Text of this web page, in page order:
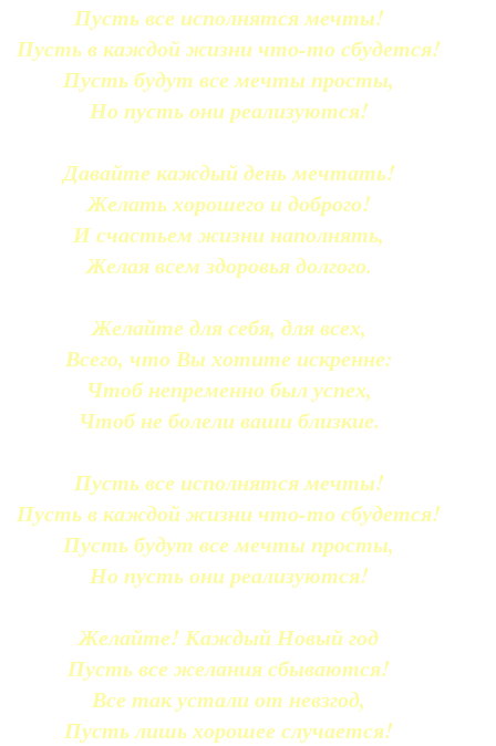
Пусть все исполнятся мечты!
Пусть в каждой жизни что-то сбудется!
Пусть будут все мечты просты,
Но пусть они реализуются!
Давайте каждый день мечтать!
Желать хорошего и доброго!
И счастьем жизни наполнять,
Желая всем здоровья долгого.
Желайте для себя, для всех,
Всего, что Вы хотите искренне:
Чтоб непременно был успех,
Чтоб не болели ваши близкие.
Пусть все исполнятся мечты!
Пусть в каждой жизни что-то сбудется!
Пусть будут все мечты просты,
Но пусть они реализуются!
Желайте! Каждый Новый год
Пусть все желания сбываются!
Все так устали от невзгод,
Пусть лишь хорошее случается!